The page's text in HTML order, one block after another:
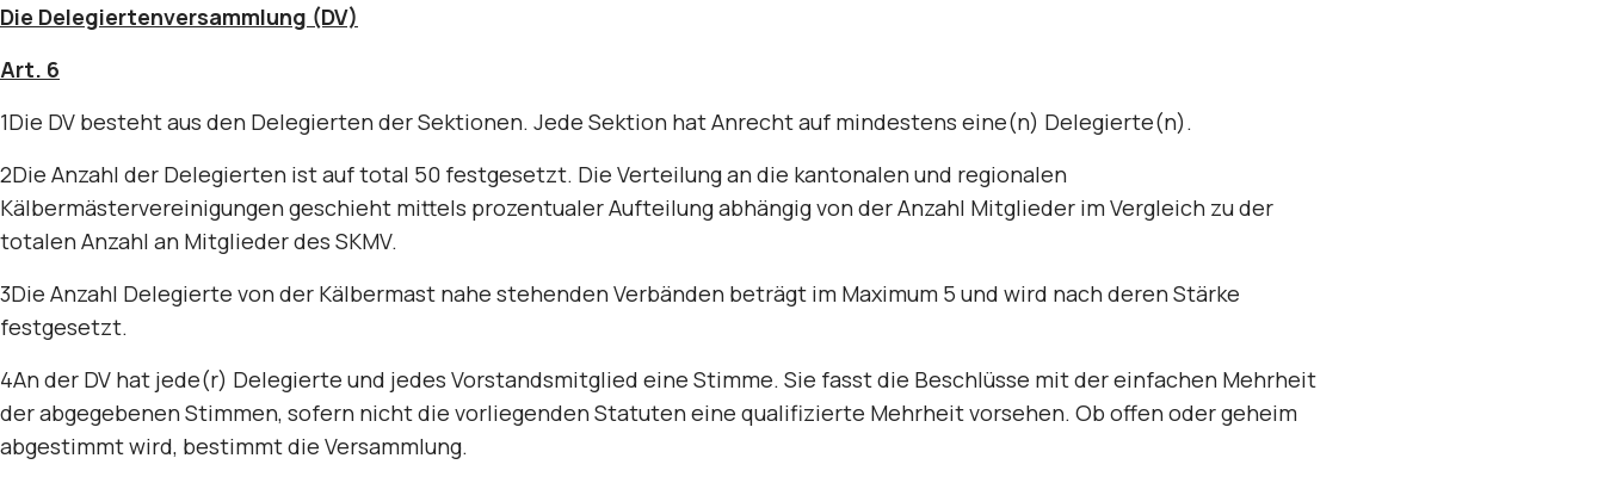
Die Delegiertenversammlung (DV)
Art. 6
1Die DV besteht aus den Delegierten der Sektionen. Jede Sektion hat Anrecht auf mindestens eine(n) Delegierte(n).
2Die Anzahl der Delegierten ist auf total 50 festgesetzt. Die Verteilung an die kantonalen und regionalen
Kälbermästervereinigungen geschieht mittels prozentualer Aufteilung abhängig von der Anzahl Mitglieder im Vergleich zu der
totalen Anzahl an Mitglieder des SKMV.
3Die Anzahl Delegierte von der Kälbermast nahe stehenden Verbänden beträgt im Maximum 5 und wird nach deren Stärke
festgesetzt.
4An der DV hat jede(r) Delegierte und jedes Vorstandsmitglied eine Stimme. Sie fasst die Be­schlüsse mit der einfachen Mehrheit
der abgegebenen Stimmen, sofern nicht die vorliegenden Statuten eine qualifizierte Mehrheit vorsehen. Ob offen oder geheim
abgestimmt wird, bestimmt die Versammlung.